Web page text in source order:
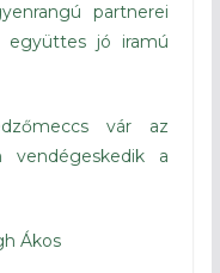
partnerei
jó iramú
vár az
vendégeskedik a
Ákos